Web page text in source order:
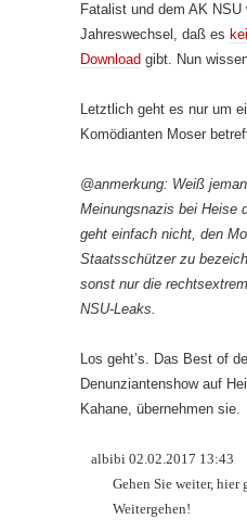
Fatalist und dem AK
Jahreswechsel, daß es
Download gibt. Nun
Letztlich geht es nur um
Komödianten Moser
@anmerkung: Weiß
Meinungsnazis bei Heise
geht einfach nicht, den
Staatsschützer zu
sonst nur die
NSU-Leaks.
Los geht’s. Das Best of
Denunziantenshow auf
Kahane, übernehmen sie.
albibi 02.02.2017 13:43
Gehen Sie weiter, hier
Weitergehen!